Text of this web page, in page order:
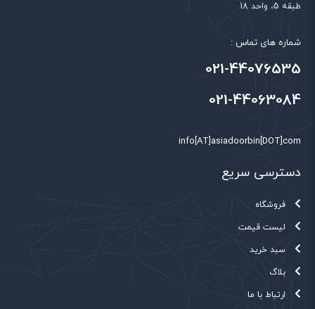
طبقه 5، واحد 18
شماره های تماس :
021-44076535
021-44063084
info[AT]asiadoorbin[DOT]com
دسترسی سریع
فروشگاه
لیست قیمت
سبد خرید
بلاگ
ارتباط با ما